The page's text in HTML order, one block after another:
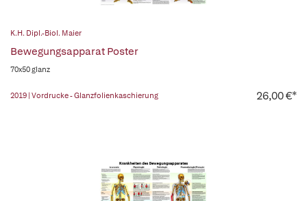
K.H. Dipl.-Biol. Maier
Bewegungsapparat Poster
70x50 glanz
2019 | Vordrucke - Glanzfolienkaschierung 26,00 €*